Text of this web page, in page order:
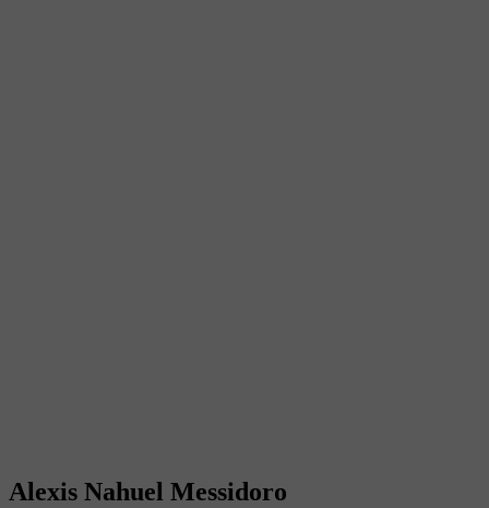
Alexis Nahuel Messidoro